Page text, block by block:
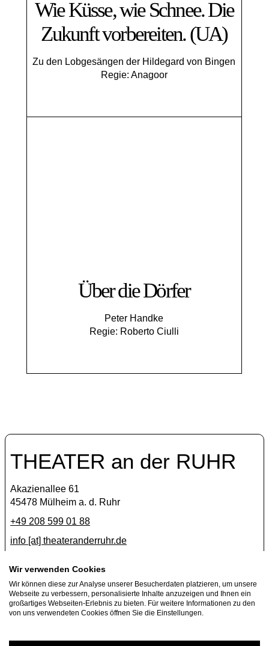
Wie Küsse, wie Schnee. Die
Zukunft vorbereiten. (UA)
Zu den Lobgesängen der Hildegard von Bingen
Regie: Anagoor
Über die Dörfer
Peter Handke
Regie: Roberto Ciulli
THEATER an der RUHR
Akazienallee 61
45478 Mülheim a. d. Ruhr
+49 208 599 01 88
info [​at​] theateranderruhr.de
Facebook
Instagram
Newsletter
Wir verwenden Cookies
Wir können diese zur Analyse unserer Besucherdaten platzieren, um unsere
Webseite zu verbessern, personalisierte Inhalte anzuzeigen und Ihnen ein
großartiges Webseiten-Erlebnis zu bieten. Für weitere Informationen zu den
von uns verwendeten Cookies öffnen Sie die Einstellungen.